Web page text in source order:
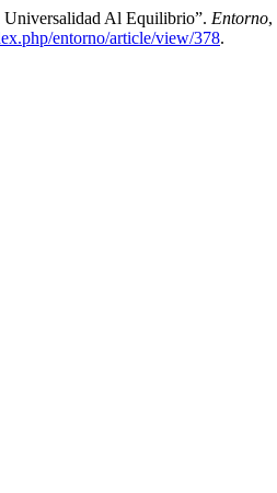
Universalidad Al Equilibrio”. Entorno,
entorno/article/view/378.